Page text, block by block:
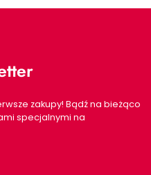
zakupy! Bądź na bieżąco
specjalnymi na